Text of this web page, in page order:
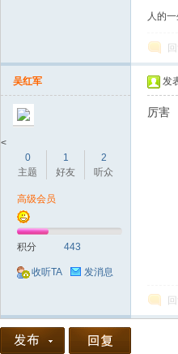
人的
吴红军
<
0
主题
1
好友
2
听众
高级会员
积分 443
收听TA 发消息
发
厉害